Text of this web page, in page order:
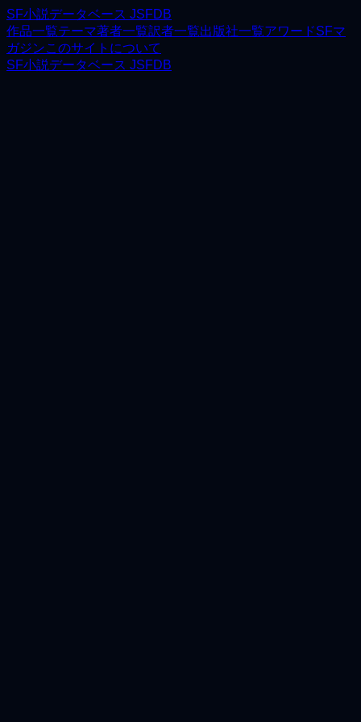
SF小説データベース JSFDB
作品一覧テーマ著者一覧訳者一覧出版社一覧アワードSFマ
ガジンこのサイトについて
SF小説データベース JSFDB